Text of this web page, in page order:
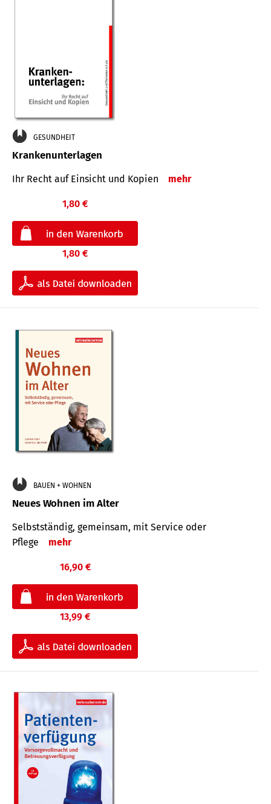
GESUNDHEIT
Krankenunterlagen
Ihr Recht auf Einsicht und Kopien mehr
1,80 €
1,80 €
BAUEN + WOHNEN
Neues Wohnen im Alter
Selbstständig, gemeinsam, mit Service oder
Pflege
mehr
16,90 €
13,99 €